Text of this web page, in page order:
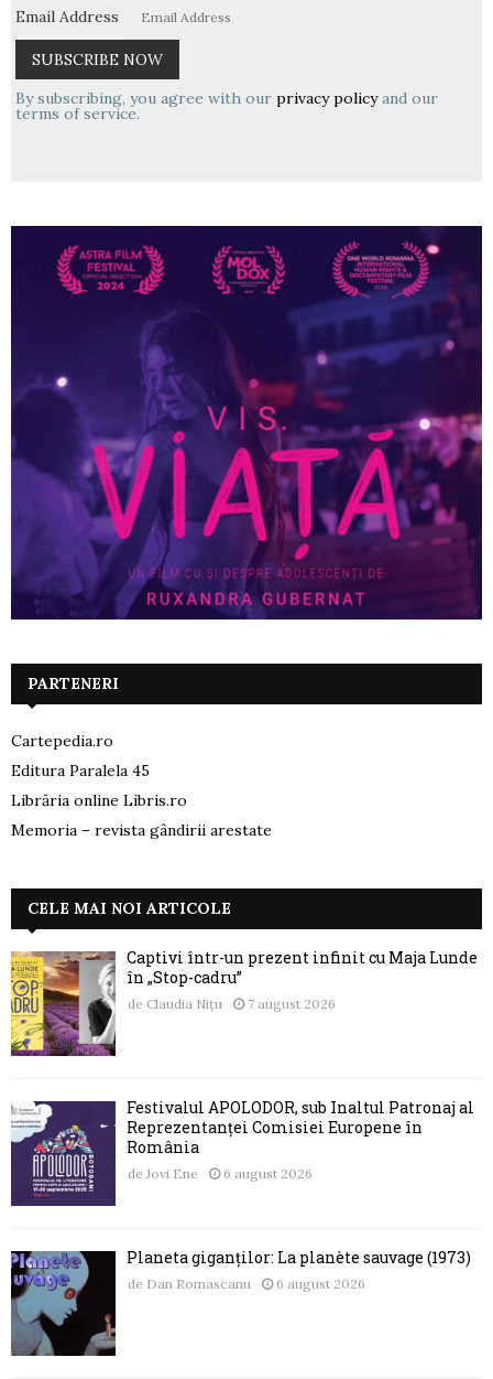
Email Address
By subscribing, you agree with our privacy policyand our
terms of service.
PARTENERI
Cartepedia.ro
Editura Paralela 45
Librăria online Libris.ro
Memoria – revista gândirii arestate
CELE MAI NOI ARTICOLE
Captivi într-un prezent infinit cu Maja Lunde
în „Stop-cadru”
de Claudia Nițu 7 august 2026
Festivalul APOLODOR, sub Înaltul Patronaj al
Reprezentanței Comisiei Europene în
România
de Jovi Ene 6 august 2026
Planeta giganților: La planète sauvage (1973)
de Dan Romascanu 6 august 2026